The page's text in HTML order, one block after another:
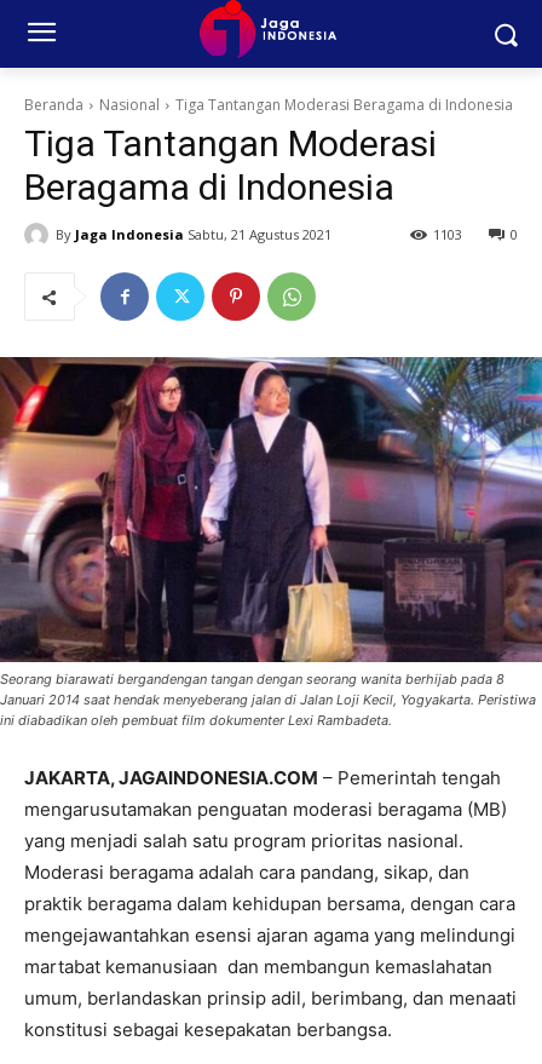
Beranda Nasional Tiga Tantangan Moderasi Beragama di Indonesia
Tiga Tantangan Moderasi
Beragama di Indonesia
By Jaga Indonesia Sabtu, 21 Agustus 2021 0
1103
Seorang biarawati bergandengan tangan dengan seorang wanita berhijab pada 8
Januari 2014 saat hendak menyeberang jalan di Jalan Loji Kecil, Yogyakarta. Peristiwa
ini diabadikan oleh pembuat film dokumenter Lexi Rambadeta.
JAKARTA, JAGAINDONESIA.COM – Pemerintah tengah
mengarusutamakan penguatan moderasi beragama (MB)
yang menjadi salah satu program prioritas nasional.
Moderasi beragama adalah cara pandang, sikap, dan
praktik beragama dalam kehidupan bersama, dengan cara
mengejawantahkan esensi ajaran agama yang melindungi
martabat kemanusiaan dan membangun kemaslahatan
umum, berlandaskan prinsip adil, berimbang, dan menaati
konstitusi sebagai kesepakatan berbangsa.